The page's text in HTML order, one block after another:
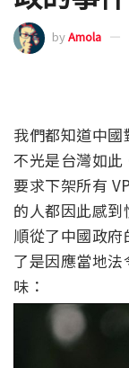
byAmola
我們都知道中國
不光是台灣如
要求下架所有
的人都因此感
順從了中國政
了是因應當地
味：